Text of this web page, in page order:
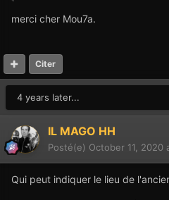
merci cher Mou7a.
Citer
4 years later...
IL MAGO HH
Posté(e) October 11, 2020
Qui peut indiquer le lieu de